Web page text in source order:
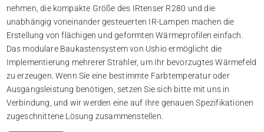
nehmen, die kompakte Größe des IRtenser R280 und die
unabhängig voneinander gesteuerten IR-Lampen machen die
Erstellung von flächigen und geformten Wärmeprofilen einfach.
Das modulare Baukastensystem von Ushio ermöglicht die
Implementierung mehrerer Strahler, um Ihr bevorzugtes Wärmefeld
zu erzeugen. Wenn Sie eine bestimmte Farbtemperatur oder
Ausgangsleistung benötigen, setzen Sie sich bitte mit uns in
Verbindung, und wir werden eine auf Ihre genauen Spezifikationen
zugeschnittene Lösung zusammenstellen.